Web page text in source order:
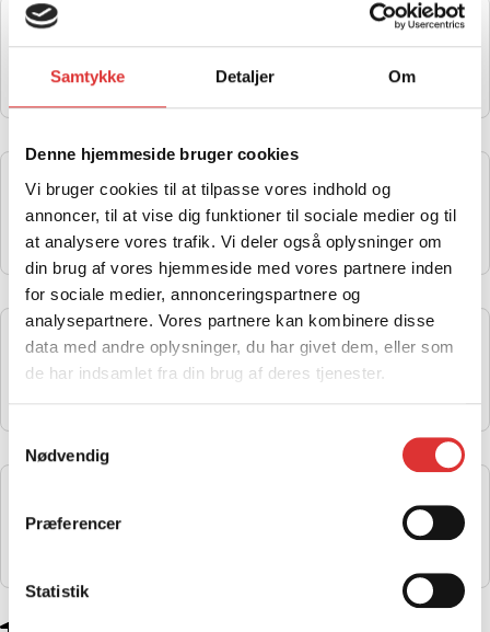
Samtykke Detaljer Om
Denne hjemmeside bruger cookies
Vi bruger cookies til at tilpasse vores indhold og
annoncer, til at vise dig funktioner til sociale medier og til
at analysere vores trafik. Vi deler også oplysninger om
din brug af vores hjemmeside med vores partnere inden
for sociale medier, annonceringspartnere og
analysepartnere. Vores partnere kan kombinere disse
data med andre oplysninger, du har givet dem, eller som
de har indsamlet fra din brug af deres tjenester.
Samtykkevalg
Nødvendig
Præferencer
Statistik
EXTENSION RACK 625/850/1000
1.582,00kr.
Læs mere
FRONTBOKS TIL 450/520/850/1000
3.290,00kr.
Læs mere
IB FRONT KURV (UNIVERSAL)
900,00 kr.
Læs mere
3.199,00kr.